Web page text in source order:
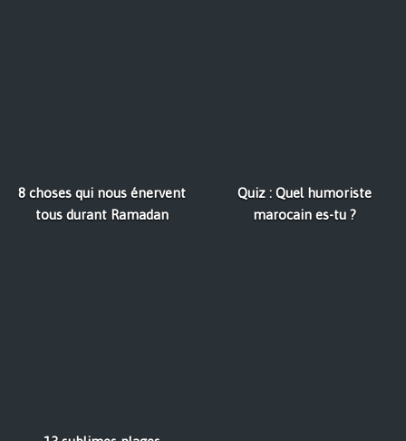
8 choses qui nous énervent
tous durant Ramadan
Quiz : Quel humoriste
marocain es-tu ?